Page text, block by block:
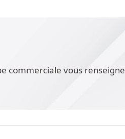
commerciale vous renseigne